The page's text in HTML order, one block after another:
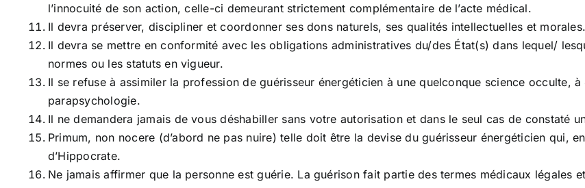
l’innocuité de son action, celle-ci demeurant strictement complémentaire de l’acte médical.
Il devra préserver, discipliner et coordonner ses dons naturels, ses qualités intellectuelles et morales.
Il devra se mettre en conformité avec les obligations administratives du/des État(s) dans lequel/
normes ou les statuts en vigueur.
Il se refuse à assimiler la profession de guérisseur énergéticien à une quelconque science occulte,
parapsychologie.
Il ne demandera jamais de vous déshabiller sans votre autorisation et dans le seul cas de constaté
Primum, non nocere (d’abord ne pas nuire) telle doit être la devise du guérisseur énergéticien qui,
d’Hippocrate.
Ne jamais affirmer que la personne est guérie. La guérison fait partie des termes médicaux légales